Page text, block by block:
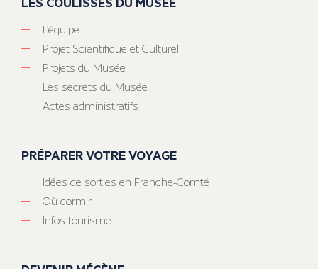
L’équipe
Projet Scientifique et Culturel
Projets du Musée
Les secrets du Musée
Actes administratifs
PRÉPARER VOTRE VOYAGE
Idées de sorties en Franche-Comté
Où dormir
Infos tourisme